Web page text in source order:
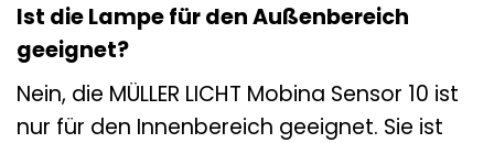
Ist die Lampe für den Außenbereich
geeignet?
Nein, die MÜLLER LICHT Mobina Sensor 10 ist
nur für den Innenbereich geeignet. Sie ist